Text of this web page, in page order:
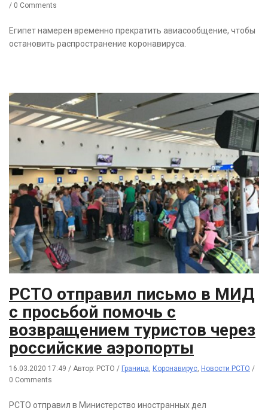
/ 0 Comments
Египет намерен временно прекратить авиасообщение, чтобы
остановить распространение коронавируса.
РСТО отправил письмо в МИД
с просьбой помочь с
возвращением туристов через
российские аэропорты
16.03.2020 17:49 / Автор: РСТО / Граница, Коронавирус, Новости РСТО /
0 Comments
РСТО отправил в Министерство иностранных дел